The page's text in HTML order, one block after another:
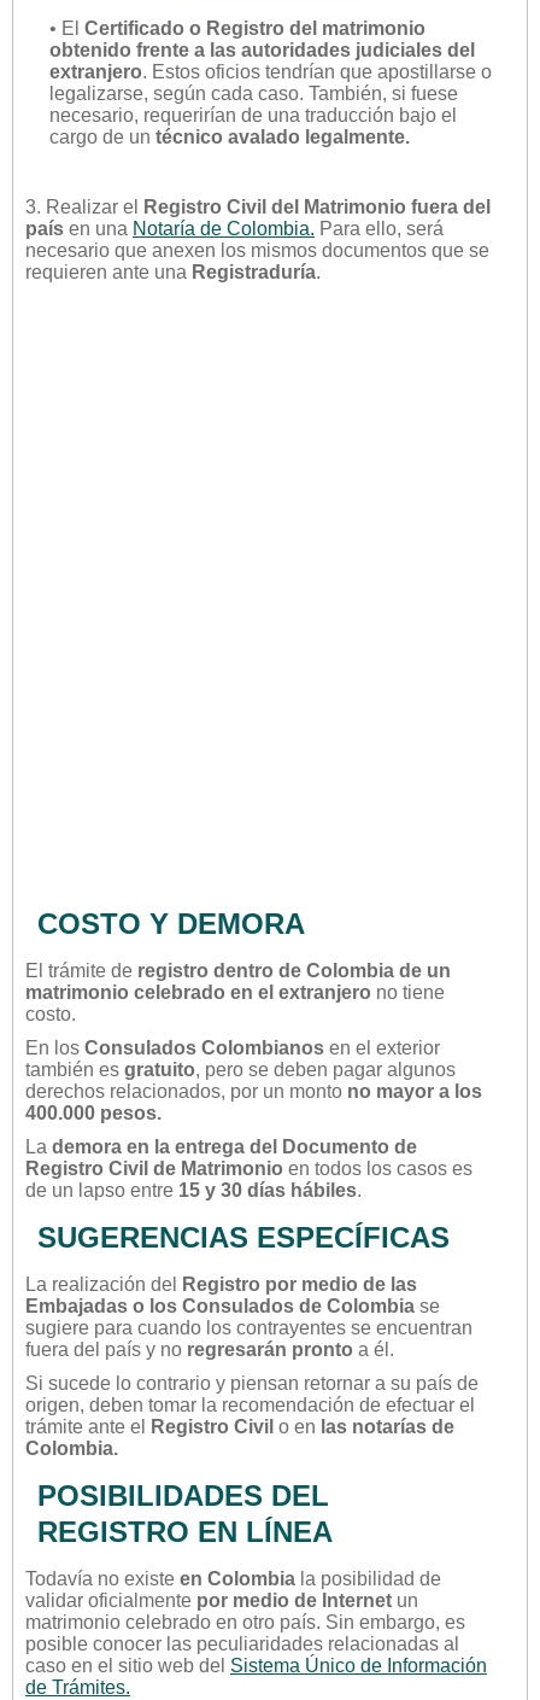
• El Certificado o Registro del matrimonio
obtenido frente a las autoridades judiciales del
extranjero. Estos oficios tendrían que apostillarse o
legalizarse, según cada caso. También, si fuese
necesario, requerirían de una traducción bajo el
cargo de un técnico avalado legalmente.
3. Realizar el
Registro Civil del Matrimonio fuera del
país en una Notaría de Colombia. Para ello, será
necesario que anexen los mismos documentos que se
requieren ante una Registraduría.
COSTO Y DEMORA
El trámite de registro dentro de Colombia de un
matrimonio celebrado en el extranjero no tiene
costo.
En los Consulados Colombianos en el exterior
también es gratuito, pero se deben pagar algunos
derechos relacionados, por un monto no mayor a los
400.000 pesos.
La demora en la entrega del Documento de
Registro Civil de Matrimonio en todos los casos es
de un lapso entre 15 y 30 días hábiles.
SUGERENCIAS ESPECÍFICAS
La realización del
Registro por medio de las
Embajadas o los Consulados de Colombia se
sugiere para cuando los contrayentes se encuentran
fuera del país y no regresarán pronto a él.
Si sucede lo contrario y piensan retornar a su país de
origen, deben tomar la recomendación de efectuar el
trámite ante el
Registro Civil o en las notarías de
Colombia.
POSIBILIDADES DEL
REGISTRO EN LÍNEA
Todavía no existe en Colombia la posibilidad de
validar oficialmente por medio de Internet un
matrimonio celebrado en otro país. Sin embargo, es
posible conocer las peculiaridades relacionadas al
caso en el sitio web del Sistema Único de Información
de Trámites.